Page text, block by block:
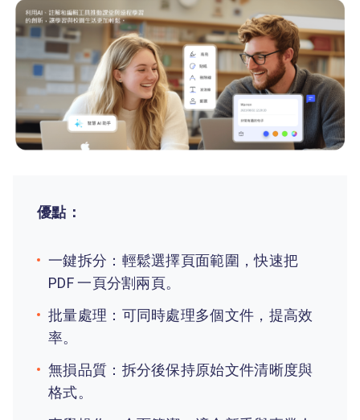
優點：
一鍵拆分：輕鬆選擇頁面範圍，快速把
PDF 一頁分割兩頁。
批量處理：可同時處理多個文件，提高效
率。
無損品質：拆分後保持原始文件清晰度與
格式。